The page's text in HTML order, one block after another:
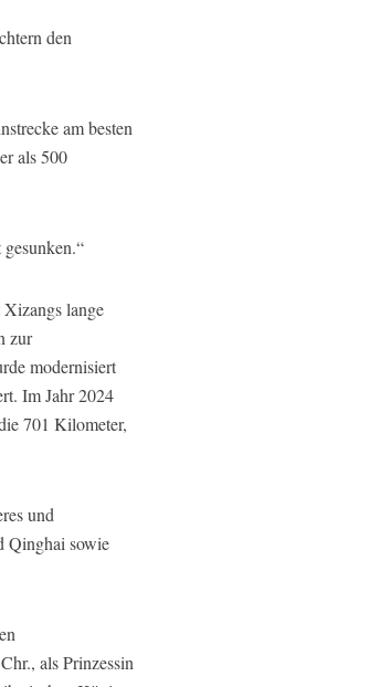
den
am besten
als 500
lange
zur
modernisiert
Im Jahr 2024
701 Kilometer,
und
Qinghai sowie
als Prinzessin